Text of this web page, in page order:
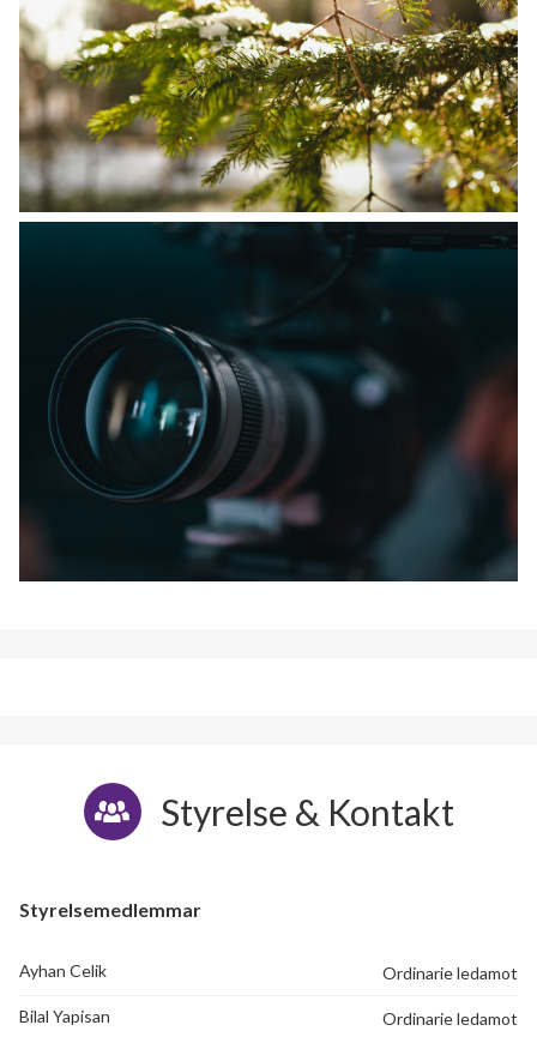
Styrelse & Kontakt
Styrelsemedlemmar
Ayhan Celik Ordinarie ledamot
Bilal Yapisan Ordinarie ledamot